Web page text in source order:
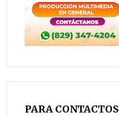
PARA CONTACTOS